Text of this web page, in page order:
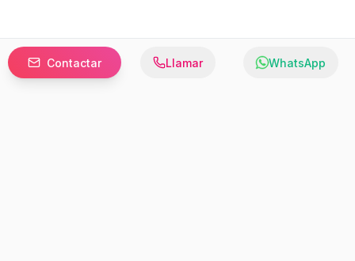
Contactar Llamar WhatsApp